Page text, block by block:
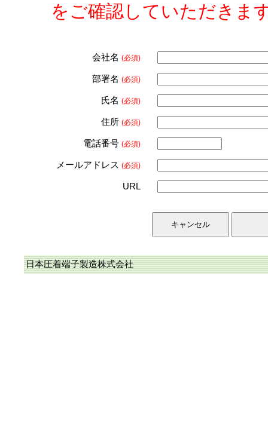
をご確認していただきま
会社名 (必須)
部署名 (必須)
氏名 (必須)
住所 (必須)
電話番号 (必須)
メールアドレス (必須)
URL
日本圧着端子製造株式会社